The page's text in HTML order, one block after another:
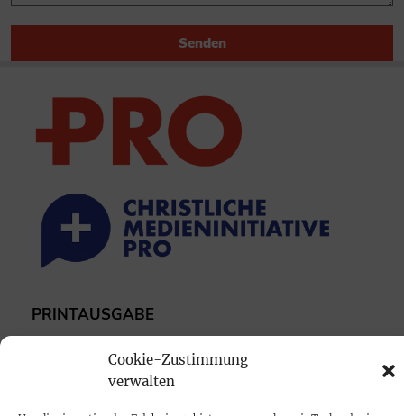
Cookie-Zustimmung
verwalten
Senden
PRINTAUSGABE